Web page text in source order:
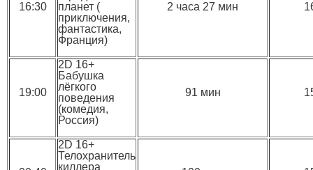
16:30
планет (
приключения,
фантастика,
Франция)
2 часа 27 мин
19:00
2D 16+
Бабушка
лёгкого
поведения
(комедия,
Россия)
91 мин
2D 16+
Телохранитель
киллера